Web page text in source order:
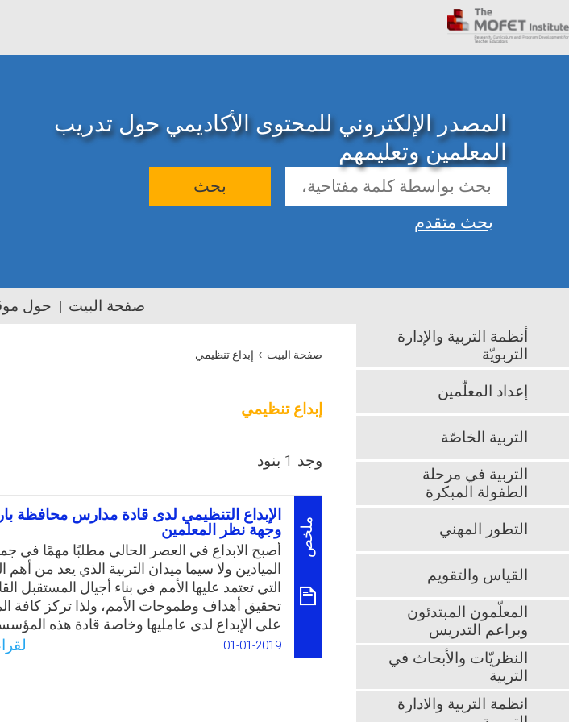
المصدر الإلكتروني للمحتوى الأكاديمي حول تدريب
المعلمين وتعليمهم
بحث
بحث متقدم
صفحة البيت حول
صفحة البيت › إبداع تنظيمي
إبداع تنظيمي
وجد 1 بنود
ملخص
الإبداع التنظيمي لدى قادة مدارس محافظة
وجهة نظر المعلمين
أصبح الابداع في العصر الحالي مطلبًا مهمًا في
الميادين ولا سيما ميدان التربية الذي يعد من أهم
التي تعتمد عليها الأمم في بناء أجيال المستقبل
تحقيق أهداف وطموحات الأمم، ولذا تركز كافة
على الإبداع لدى عامليها وخاصة قادة هذه
يعتبر القائد من أهم مقومات المؤسسات للمضي
تحقيق الأهداف وبلوغ النجاح. ومن خلال اطلاع
01-01-2019
أنظمة التربية والإدارة
التربويّة
إعداد المعلّمين
التربية الخاصّة
التربية في مرحلة
الطفولة المبكرة
التطور المهني
القياس والتقويم
المعلّمون المبتدئون
وبراعم التدريس
النظريّات والأبحاث في
التربية
انظمة التربية والادارة